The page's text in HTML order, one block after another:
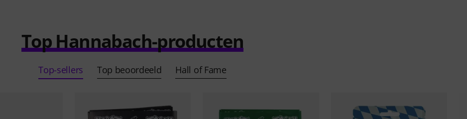
Top Hannabach-producten
Top-sellers Top beoordeeld Hall of Fame